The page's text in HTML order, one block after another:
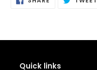
Quick links